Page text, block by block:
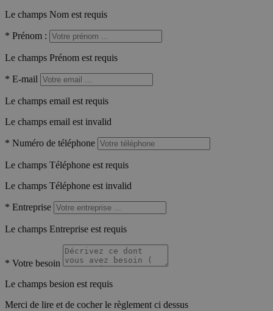
Le champs Nom est requis
* Prénom :
Le champs Prénom est requis
* E-mail
Le champs email est requis
Le champs email est invalid
* Numéro de téléphone
Le champs Téléphone est requis
Le champs Téléphone est invalid
* Entreprise
Le champs Entreprise est requis
* Votre besoin
Le champs besion est requis
Merci de lire et de cocher le règlement ci dessus